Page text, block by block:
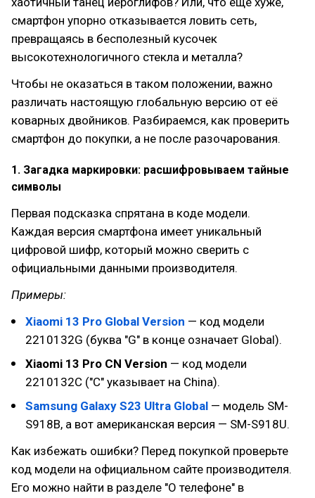
смартфон упорно отказывается ловить сеть,
превращаясь в бесполезный кусочек
высокотехнологичного стекла и металла?
Чтобы не оказаться в таком положении, важно
различать настоящую глобальную версию от её
коварных двойников. Разбираемся, как проверить
смартфон до покупки, а не после разочарования.
1. Загадка маркировки: расшифровываем тайные
символы
Первая подсказка спрятана в коде модели.
Каждая версия смартфона имеет уникальный
цифровой шифр, который можно сверить с
официальными данными производителя.
Примеры:
Xiaomi 13 Pro Global Version — код модели
2210132G (буква "G" в конце означает Global).
Xiaomi 13 Pro CN Version — код модели
2210132C ("C" указывает на China).
Samsung Galaxy S23 Ultra Global — модель SM-
S918B, а вот американская версия — SM-S918U.
Как избежать ошибки? Перед покупкой проверьте
код модели на официальном сайте производителя.
Его можно найти в разделе "О телефоне" в